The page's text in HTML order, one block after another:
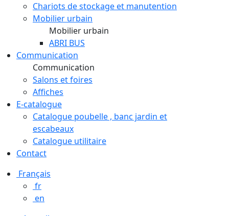
Chariots de stockage et manutention
Mobilier urbain
Mobilier urbain
ABRI BUS
Communication
Communication
Salons et foires
Affiches
E-catalogue
Catalogue poubelle , banc jardin et
escabeaux
Catalogue utilitaire
Contact
Français
fr
en